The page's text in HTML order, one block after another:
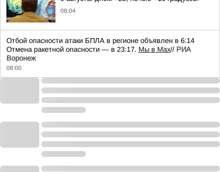
08:04
Отбой опасности атаки БПЛА в регионе объявлен в 6:14
Отмена ракетной опасности — в 23:17. Мы в Мах// РИА
Воронеж
08:00